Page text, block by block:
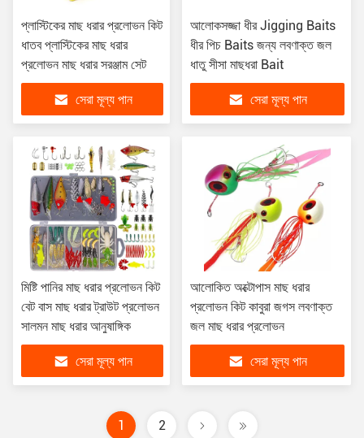
প্লাস্টিকের মাছ ধরার প্রলোভন কিট
ধাতব প্লাস্টিকের মাছ ধরার
প্রলোভন মাছ ধরার সরঞ্জাম সেট
সেরা মূল্য পান
আলোকসজ্জা ধীর Jigging Baits
ধীর পিচ Baits জন্য লবণাক্ত জল
ধাতু সীসা মাছধরা Bait
সেরা মূল্য পান
মিষ্টি পানির মাছ ধরার প্রলোভন কিট
বেট বাস মাছ ধরার ট্রাউট প্রলোভন
সালমন মাছ ধরার আনুষাঙ্গিক
সেরা মূল্য পান
আলোকিত অক্টোপাস মাছ ধরার
প্রলোভন কিট কাবুরা জগস লবণাক্ত
জল মাছ ধরার প্রলোভন
সেরা মূল্য পান
1 2